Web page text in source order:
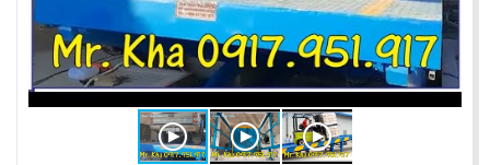
Chia sẻ bí quyết và phương pháp đóng hàng lên
container một cách hiệu quả nhất
ỨNG DỤNG CỦA BÀN NÂNG THỦY LỰC
Cùng tìm hiểu về ứng dụng của bàn nâng thủy lực